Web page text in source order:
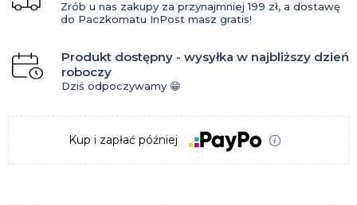
Zrób u nas zakupy za przynajmniej 199 zł, a dostawę
do Paczkomatu InPost masz gratis!
Produkt dostępny - wysyłka w najbliższy dzień
roboczy
Dziś odpoczywamy 😁
Kup i zapłać później